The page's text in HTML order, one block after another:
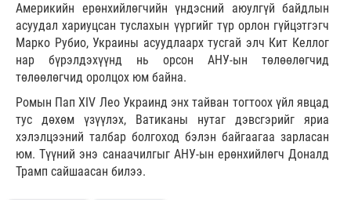
Америкийн ерөнхийлөгчийн үндэсний аюулгүй байдлын
асуудал хариуцсан туслахын үүргийг түр орлон гүйцэтгэгч
Марко Рубио, Украины асуудлаарх тусгай элч Кит Келлог
нар бүрэлдэхүүнд нь орсон АНУ-ын төлөөлөгчид
төлөөлөгчид оролцох юм байна.
Ромын Пап XIV Лео Украинд энх тайван тогтоох үйл явцад
тус дөхөм үзүүлэх, Ватиканы нутаг дэвсгэрийг яриа
хэлэлцээний талбар болгоход бэлэн байгаагаа зарласан
юм. Түүний энэ санаачилгыг АНУ-ын ерөнхийлөгч Доналд
Трамп сайшаасан билээ.